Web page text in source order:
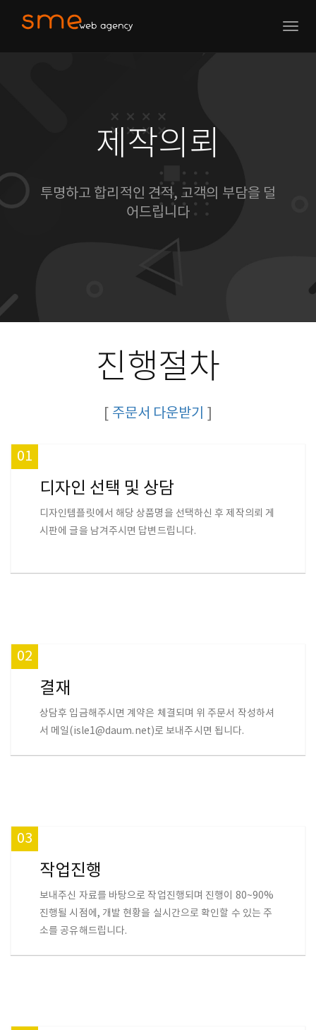
제작의뢰
투명하고 합리적인 견적, 고객의 부담을 덜
어드립니다
진행절차
[ 주문서 다운받기 ]
01
디자인 선택 및 상담
디자인템플릿에서 해당 상품명을 선택하신 후 제작의뢰 게
시판에 글을 남겨주시면 답변드립니다.
02
결재
상담후 입금해주시면 계약은 체결되며 위 주문서 작성하셔
서 메일(isle1@daum.net)로 보내주시면 됩니다.
03
작업진행
보내주신 자료를 바탕으로 작업진행되며 진행이 80~90%
진행될 시점에, 개발 현황을 실시간으로 확인할 수 있는 주
소를 공유해드립니다.